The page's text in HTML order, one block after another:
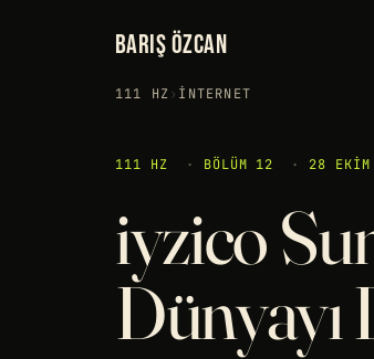
BARIŞ ÖZCAN
111 HZ› İNTERNET
111 HZ · BÖLÜM 12 · 28
iyzico